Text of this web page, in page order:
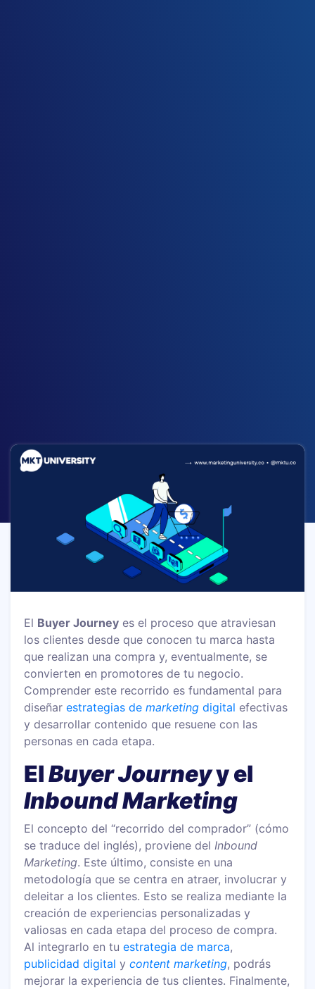
El Buyer Journey es el proceso que atraviesan
los clientes desde que conocen tu marca hasta
que realizan una compra y, eventualmente, se
convierten en promotores de tu negocio.
Comprender este recorrido es fundamental para
diseñarestrategias demarketing digital efectivas
y desarrollar contenido que resuene con las
personas en cada etapa.
ElBuyer Journeyy el
Inbound Marketing
El concepto del “recorrido del comprador” (cómo
se traduce del inglés), proviene del Inbound
Marketing. Este último, consiste en una
metodología que se centra en atraer, involucrar y
deleitar a los clientes. Esto se realiza mediante la
creación de experiencias personalizadas y
valiosas en cada etapa del proceso de compra.
Al integrarlo en tuestrategia de marca,
publicidad digital ycontent marketing, podrás
mejorar la experiencia de tus clientes. Finalmente,